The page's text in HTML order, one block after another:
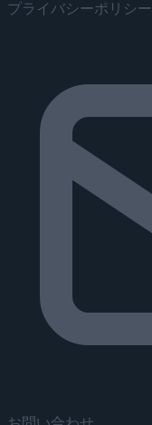
プライバシーポリシー